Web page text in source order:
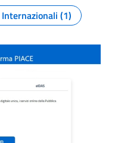
(1)